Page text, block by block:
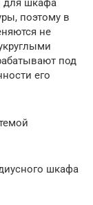
для шкафа
поэтому в
не
под
его
шкафа